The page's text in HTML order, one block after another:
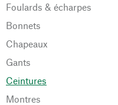
Foulards & écharpes
Bonnets
Chapeaux
Gants
Ceintures
Montres